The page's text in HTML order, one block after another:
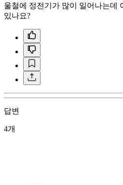
울철에 정전기가 많이 일어나는데
있나요?
답변
4개